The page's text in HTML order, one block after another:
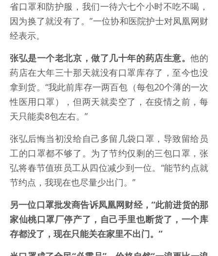
省口罩和防护服，我们一待六七个小时不吃不喝，
因为换了就没有了。”一位协和医院护士对凤凰网财
经表示。
张弘是一个老北京，做了几十年的药店生意。他的
药店在大年三十那天就没有口罩库存了，至今也没
拿到货。“我此前库存一两百包（每包20个薄的一次
性医用口罩），但两天就卖空了，在疫情之前，每
天只能卖8包左右。”
张弘后悔当初没给自己多留几袋口罩，导致留给员
工的口罩都不够了。为了节约仅剩的三包口罩，张
弘将春节值班员工从四位减少到一位。“能节约点就
节约点，我现在也尽量少出门。”
另一位口罩批发商告诉凤凰网财经，“此前进货的那
家仙桃口罩厂停产了，自己手里也断货了，一个库
存都没了，现在只能关在家里不出门。”